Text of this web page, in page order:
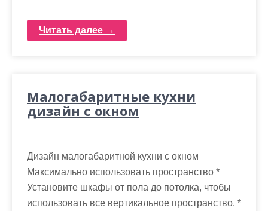
Читать далее →
Малогабаритные кухни
дизайн с окном
Дизайн малогабаритной кухни с окном
Максимально использовать пространство *
Установите шкафы от пола до потолка, чтобы
использовать все вертикальное пространство. *